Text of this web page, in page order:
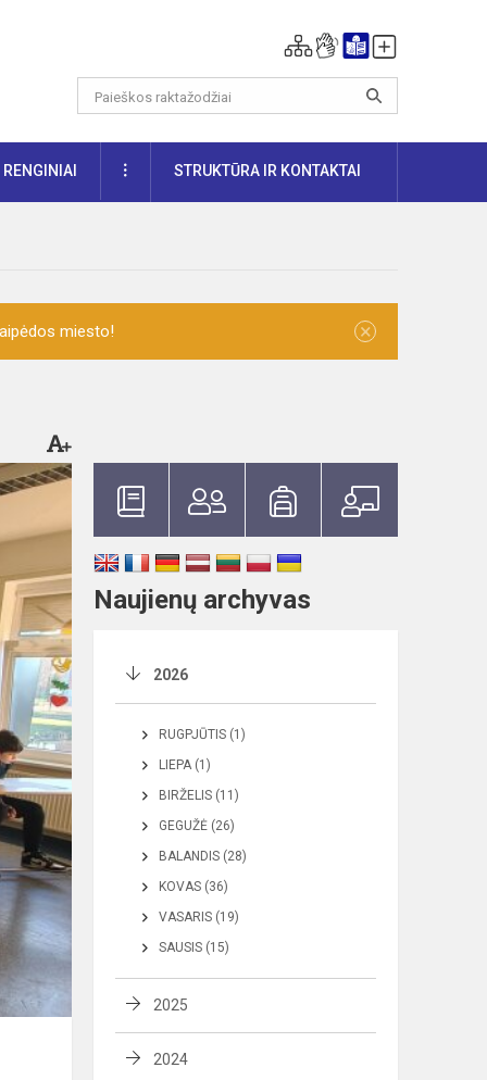
RENGINIAI DAUGIAUSTRUKTŪRA IR KONTAKTAI
miesto! ×
Naujienų archyvas
2026
RUGPJŪTIS (1)
LIEPA (1)
BIRŽELIS (11)
GEGUŽĖ (26)
BALANDIS (28)
KOVAS (36)
VASARIS (19)
SAUSIS (15)
2025
2024